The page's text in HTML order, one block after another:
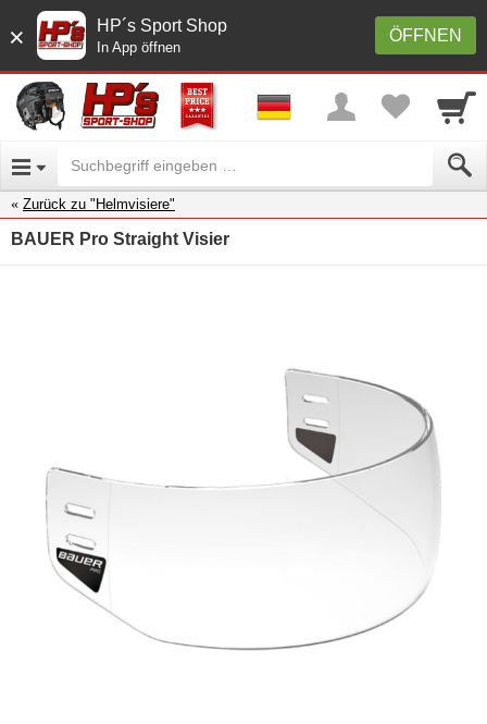
× ÖFFNEN
HP´s Sport Shop
In App öffnen
Zurück zu "Helmvisiere"
BAUER Pro Straight Visier